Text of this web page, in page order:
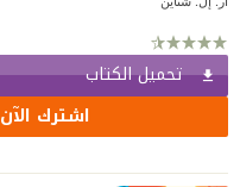
تحميل الكتاب
اشترك الآن